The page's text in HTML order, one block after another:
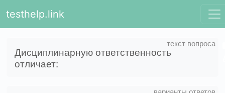
testhelp.link
Дисциплинарную ответственность
отличает: